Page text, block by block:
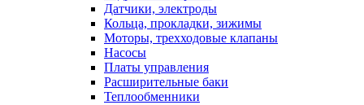
Датчики, электроды
Кольца, прокладки, зижимы
Моторы, трехходовые клапаны
Насосы
Платы управления
Расширительные баки
Теплообменники